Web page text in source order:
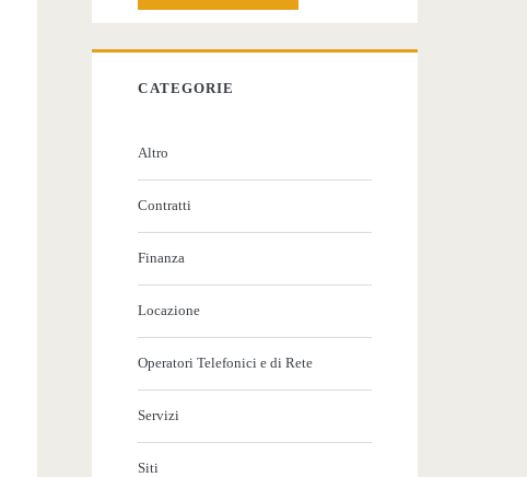
CATEGORIE
Altro
Contratti
Finanza
Locazione
Operatori Telefonici e di Rete
Servizi
Siti